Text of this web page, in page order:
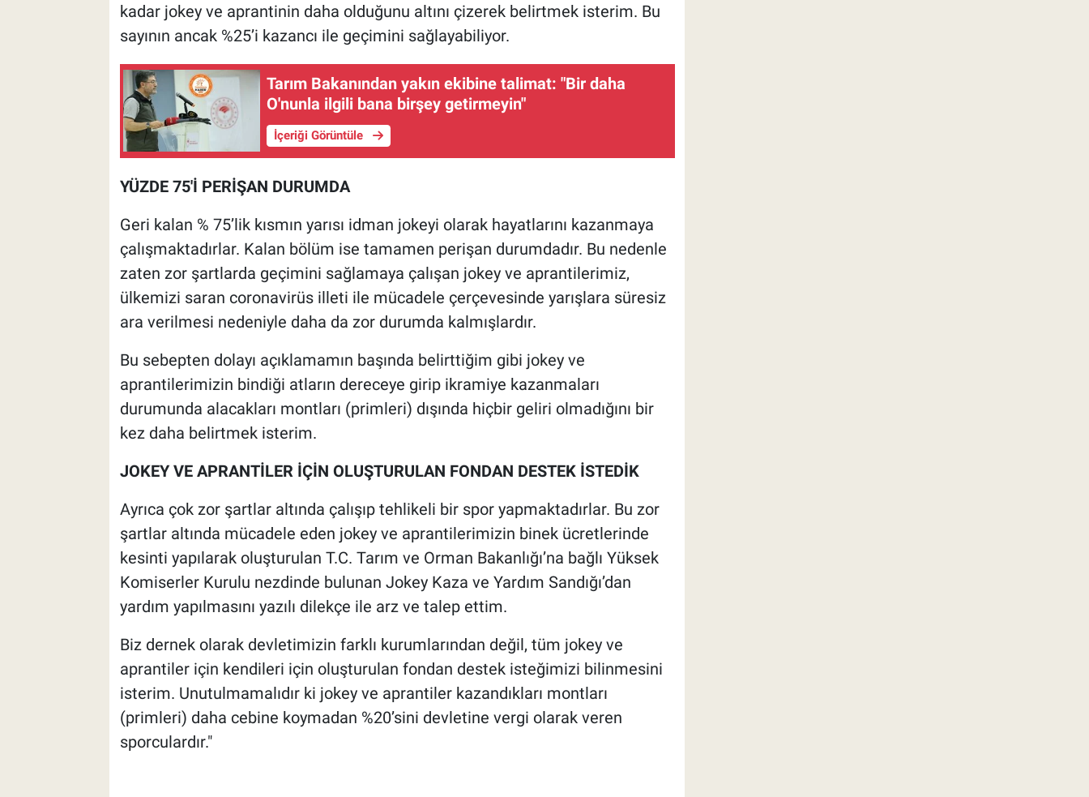
kadar jokey ve aprantinin daha olduğunu altını çizerek belirtmek isterim. Bu
sayının ancak %25’i kazancı ile geçimini sağlayabiliyor.
Tarım Bakanından yakın ekibine talimat: "Bir daha
O'nunla ilgili bana birşey getirmeyin"
İçeriği Görüntüle
YÜZDE 75'İ PERİŞAN DURUMDA
Geri kalan % 75’lik kısmın yarısı idman jokeyi olarak hayatlarını kazanmaya
çalışmaktadırlar. Kalan bölüm ise tamamen perişan durumdadır. Bu nedenle
zaten zor şartlarda geçimini sağlamaya çalışan jokey ve aprantilerimiz,
ülkemizi saran coronavirüs illeti ile mücadele çerçevesinde yarışlara süresiz
ara verilmesi nedeniyle daha da zor durumda kalmışlardır.
Bu sebepten dolayı açıklamamın başında belirttiğim gibi jokey ve
aprantilerimizin bindiği atların dereceye girip ikramiye kazanmaları
durumunda alacakları montları (primleri) dışında hiçbir geliri olmadığını bir
kez daha belirtmek isterim.
JOKEY VE APRANTİLER İÇİN OLUŞTURULAN FONDAN DESTEK İSTEDİK
Ayrıca çok zor şartlar altında çalışıp tehlikeli bir spor yapmaktadırlar. Bu zor
şartlar altında mücadele eden jokey ve aprantilerimizin binek ücretlerinde
kesinti yapılarak oluşturulan T.C. Tarım ve Orman Bakanlığı’na bağlı Yüksek
Komiserler Kurulu nezdinde bulunan Jokey Kaza ve Yardım Sandığı’dan
yardım yapılmasını yazılı dilekçe ile arz ve talep ettim.
Biz dernek olarak devletimizin farklı kurumlarından değil, tüm jokey ve
aprantiler için kendileri için oluşturulan fondan destek isteğimizi bilinmesini
isterim. Unutulmamalıdır ki jokey ve aprantiler kazandıkları montları
(primleri) daha cebine koymadan %20’sini devletine vergi olarak veren
sporculardır."